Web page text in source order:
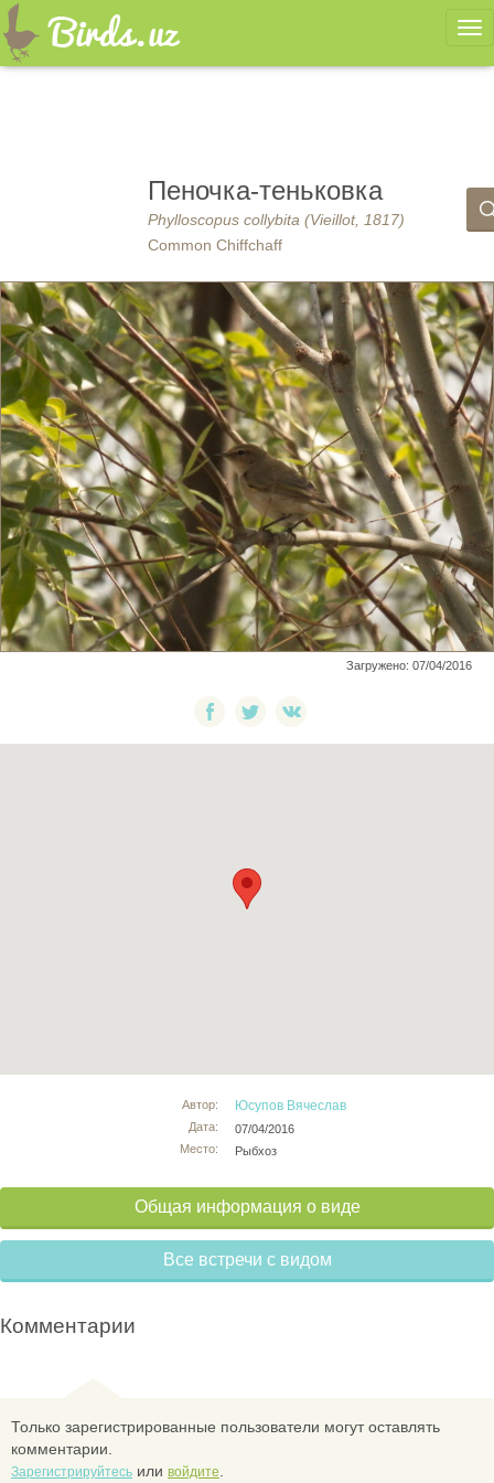
Пеночка-теньковка
Phylloscopus collybita (Vieillot, 1817)
Common Chiffchaff
Загружено: 07/04/2016
Автор:
Дата:
Место:
Юсупов Вячеслав
07/04/2016
Рыбхоз
Общая информация о виде
Все встречи с видом
Комментарии
Только зарегистрированные пользователи могут оставлять
комментарии.
Зарегистрируйтесь или войдите